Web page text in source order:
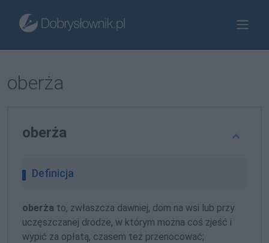
oberża
oberża
Definicja
oberża to, zwłaszcza dawniej, dom na wsi lub przy
uczęszczanej drodze, w którym można coś zjeść i
wypić za opłatą, czasem też przenocować;